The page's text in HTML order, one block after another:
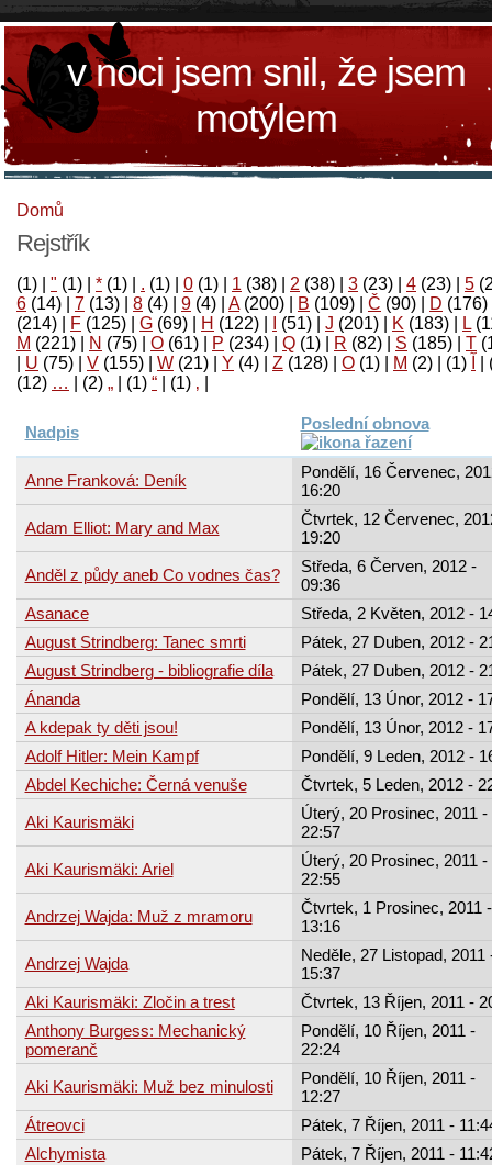
v noci jsem snil, že jsem
motýlem
Domů
Rejstřík
(1) " (1) * (1) . (1) 0 (1) 1 (38) 2 (38) 3 (23) 4 (23) 5
6 (14) 7 (13) 8 (4) 9 (4) A(200) B (109) Č (90) D (176)
(214)
F (125) G (69) H (122) (51) J (201) K (183) L
M (221) N (75) O (61) P (234) Q (1) R (82) S (185) T
U (75) V (155) W (21) Y (4) Z (128) Ο (1) М (2)
(1)
‚
(1)
“
(1)
„
(2)
…
(12)
Nadpis Poslední obnova
Anne Franková: Deník
Pondělí, 16 Červenec,
16:20
Adam Elliot: Mary and Max
Čtvrtek, 12 Červenec,
19:20
Anděl z půdy aneb Co vodnes čas?
Středa, 6 Červen, 2012 -
09:36
Asanace
Středa, 2 Květen, 2012 -
August Strindberg: Tanec smrti
Pátek, 27 Duben, 2012 -
August Strindberg - bibliografie díla
Pátek, 27 Duben, 2012 -
Ánanda
Pondělí, 13 Únor, 2012 -
A kdepak ty děti jsou!
Pondělí, 13 Únor, 2012 -
Adolf Hitler: Mein Kampf
Pondělí, 9 Leden, 2012 -
Abdel Kechiche: Černá venuše
Čtvrtek, 5 Leden, 2012 -
Aki Kaurismäki
Úterý, 20 Prosinec, 2011 -
22:57
Aki Kaurismäki: Ariel
Úterý, 20 Prosinec, 2011 -
22:55
Andrzej Wajda: Muž z mramoru
Čtvrtek, 1 Prosinec, 2011 -
13:16
Andrzej Wajda
Neděle, 27 Listopad, 2011
15:37
Aki Kaurismäki: Zločin a trest
Čtvrtek, 13 Říjen, 2011 -
Anthony Burgess: Mechanický
pomeranč
Pondělí, 10 Říjen, 2011 -
22:24
Aki Kaurismäki: Muž bez minulosti
Pondělí, 10 Říjen, 2011 -
12:27
Átreovci
Pátek, 7 Říjen, 2011 -
Alchymista
Pátek, 7 Říjen, 2011 -